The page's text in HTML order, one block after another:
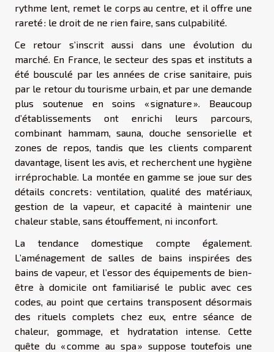
rythme lent, remet le corps au centre, et il offre une
rareté : le droit de ne rien faire, sans culpabilité.
Ce retour s’inscrit aussi dans une évolution du
marché. En France, le secteur des spas et instituts a
été bousculé par les années de crise sanitaire, puis
par le retour du tourisme urbain, et par une demande
plus soutenue en soins « signature ». Beaucoup
d’établissements ont enrichi leurs parcours,
combinant hammam, sauna, douche sensorielle et
zones de repos, tandis que les clients comparent
davantage, lisent les avis, et recherchent une hygiène
irréprochable. La montée en gamme se joue sur des
détails concrets : ventilation, qualité des matériaux,
gestion de la vapeur, et capacité à maintenir une
chaleur stable, sans étouffement, ni inconfort.
La tendance domestique compte également.
L’aménagement de salles de bains inspirées des
bains de vapeur, et l’essor des équipements de bien-
être à domicile ont familiarisé le public avec ces
codes, au point que certains transposent désormais
des rituels complets chez eux, entre séance de
chaleur, gommage, et hydratation intense. Cette
quête du « comme au spa » suppose toutefois une